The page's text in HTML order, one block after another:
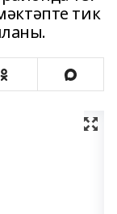
тик